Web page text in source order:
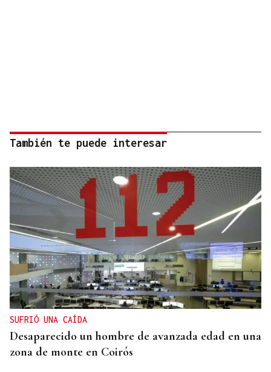
También te puede interesar
SUFRIÓ UNA CAÍDA
Desaparecido un hombre de avanzada edad en una
zona de monte en Coirós